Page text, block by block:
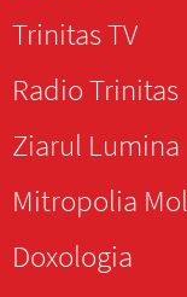
Trinitas TV
Radio Trinitas
Ziarul Lumina
Mitropolia
Doxologia